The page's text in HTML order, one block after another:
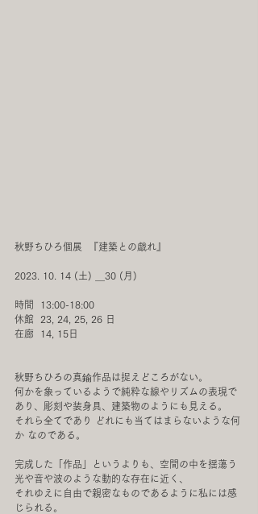
秋野ちひろ個展  『建築との戯れ』
2023. 10. 14 (土) ＿30 (月)
時間  13:00-18:00
休館  23, 24, 25, 26 日
在廊  14, 15日
秋野ちひろの真鍮作品は捉えどころがない。
何かを象っているようで純粋な線やリズムの表現で
あり、彫刻や装身具、建築物のようにも見える。
それら全てであり どれにも当てはまらないような何
か なのである。
完成した「作品」というよりも、空間の中を揺蕩う
光や音や波のような動的な存在に近く、
それゆえに自由で親密なものであるように私には感
じられる。